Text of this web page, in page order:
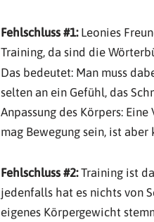
Fehlschluss #1:Leonies
Training, da sind die
Das bedeutet: Man muss
selten an ein Gefühl, das
Anpassung des Körpers:
mag Bewegung sein, ist aber
Fehlschluss #2:Training ist
jedenfalls hat es nichts von
eigenes Körpergewicht